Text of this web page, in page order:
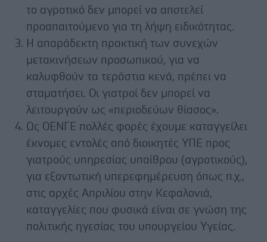
το αγροτικό δεν μπορεί να αποτελεί
προαπαιτούμενο για τη λήψη ειδικότητας.
Η απαράδεκτη πρακτική των συνεχών
μετακινήσεων προσωπικού, για να
καλυφθούν τα τεράστια κενά, πρέπει να
σταματήσει. Οι γιατροί δεν μπορεί να
λειτουργούν ως «περιοδεύων θίασος».
Ως ΟΕΝΓΕ πολλές φορές έχουμε καταγγείλει
έκνομες εντολές από διοικητές ΥΠΕ προς
γιατρούς υπηρεσίας υπαίθρου (αγροτικούς),
για εξοντωτική υπερεφημέρευση όπως π.χ.,
στις αρχές Απριλίου στην Κεφαλονιά,
καταγγελίες που φυσικά είναι σε γνώση της
πολιτικής ηγεσίας του υπουργείου Υγείας.